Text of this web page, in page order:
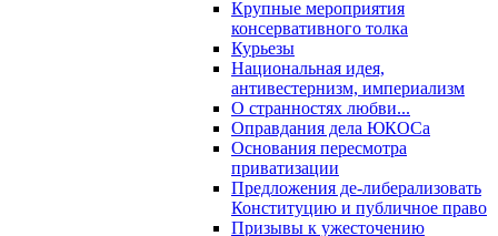
Крупные мероприятия
консервативного толка
Курьезы
Национальная идея,
антивестернизм, империализм
О странностях любви...
Оправдания дела ЮКОСа
Основания пересмотра
приватизации
Предложения де-либерализовать
Конституцию и публичное право
Призывы к ужесточению